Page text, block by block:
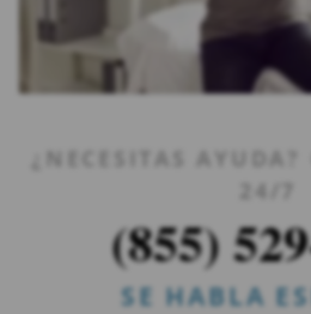
¿NECESITAS AYUDA?
24/7
(855)
SE HABLA